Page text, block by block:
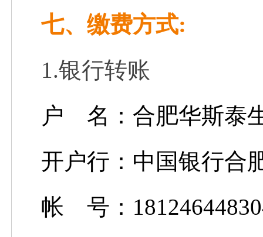
七、缴费方式:
1.银行转账
户 名：合肥华斯泰
开户行：中国银行合
帐 号：